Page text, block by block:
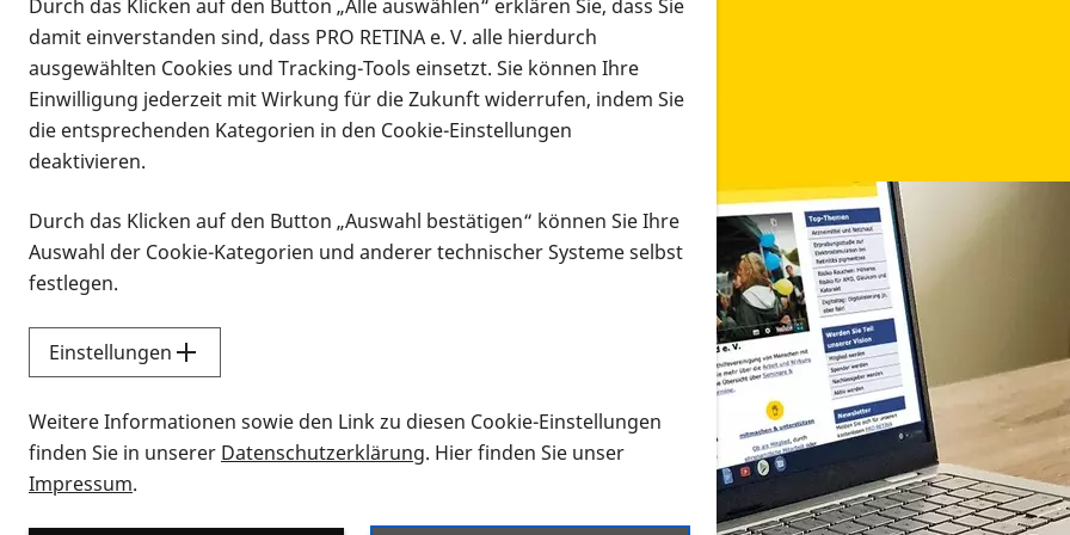
Infomaterial
Infomaterial
Vorlesen
Alle Infomaterialien in verschiedenen Formaten an
Sie möchten wissen, wie Sie nach Infonmaterial suchen und dieses bestellen bzw. herunterladen
Durch das Klicken auf den Button „Alle auswählen“ erklären Sie, dass Sie
damit einverstanden sind, dass PRO RETINA e. V. alle hierdurch
ausgewählten Cookies und Tracking-Tools einsetzt. Sie können Ihre
Einwilligung jederzeit mit Wirkung für die Zukunft widerrufen, indem Sie
die entsprechenden Kategorien in den Cookie-Einstellungen
deaktivieren.
Durch das Klicken auf den Button „Auswahl bestätigen“ können Sie Ihre
Auswahl der Cookie-Kategorien und anderer technischer Systeme selbst
festlegen.
Einstellungen
Weitere Informationen sowie den Link zu diesen Cookie-Einstellungen
finden Sie in unserer Datenschutzerklärung. Hier finden Sie unser
Impressum.